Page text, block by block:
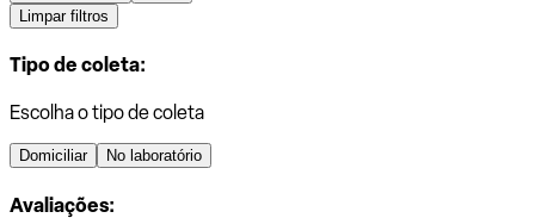
Limpar filtros
Tipo de coleta:
Escolha o tipo de coleta
Domiciliar No laboratório
Avaliações: